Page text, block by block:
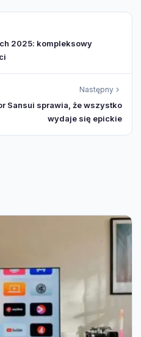
2025: kompleksowy
Następny
Sansui sprawia, że wszystko
wydaje się epickie